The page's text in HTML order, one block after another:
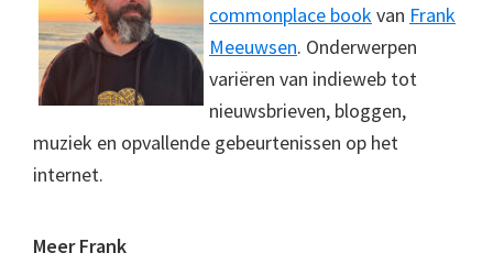
commonplace bookvan Frank
Meeuwsen. Onderwerpen
variëren van indieweb tot
nieuwsbrieven, bloggen,
muziek en opvallende gebeurtenissen op het
internet.
Meer Frank